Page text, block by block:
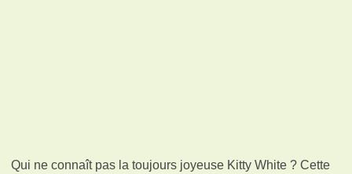
Qui ne connaît pas la toujours joyeuse Kitty White ? Cette